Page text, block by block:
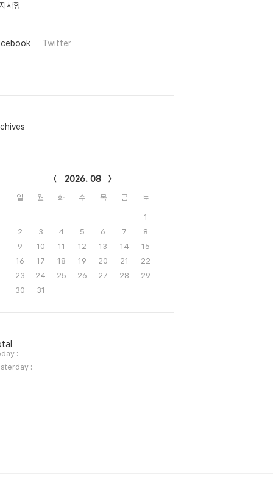
사항
Twitter
2026. 08
일 월 화 수 목 금 토
1
2
3 4 5 6 7
8
9
10 11 12 13 14
15
16
17 18 19 20 21
22
23
24 25 26 27 28
29
30
31
:
: